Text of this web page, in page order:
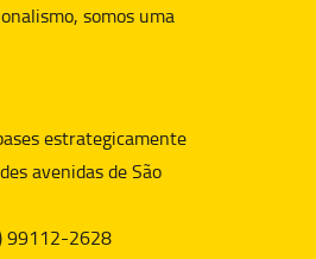
somos uma
estrategicamente
avenidas de São
99112-2628